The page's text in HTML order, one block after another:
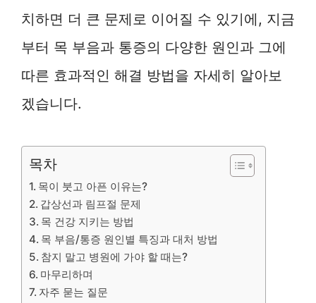
치하면 더 큰 문제로 이어질 수 있기에, 지금
부터 목 부음과 통증의 다양한 원인과 그에
따른 효과적인 해결 방법을 자세히 알아보
겠습니다.
목차
목이 붓고 아픈 이유는?
갑상선과 림프절 문제
목 건강 지키는 방법
목 부음/통증 원인별 특징과 대처 방법
참지 말고 병원에 가야 할 때는?
마무리하며
자주 묻는 질문